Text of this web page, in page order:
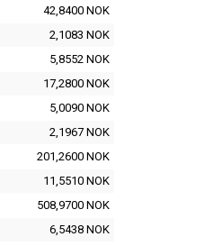
42,8400 NOK
2,1083 NOK
5,8552 NOK
17,2800 NOK
5,0090 NOK
2,1967 NOK
201,2600 NOK
11,5510 NOK
508,9700 NOK
6,5438 NOK